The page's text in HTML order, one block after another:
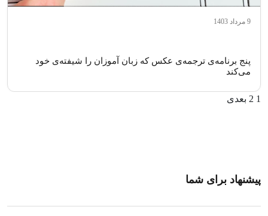
9 مرداد 1403
پنج برنامه‌ی ترجمه‌ی عکس که زبان آموزان را شیفته‌ی خود
می‌کند
1
2 بعدی
پیشنهاد برای شما